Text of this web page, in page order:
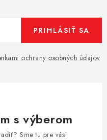
ochrany osobných údajov
PRIHLÁSIŤ SA
s výberom
Sme tu pre vás!